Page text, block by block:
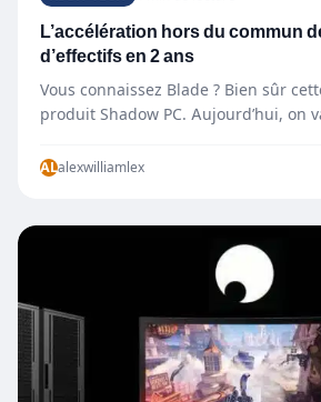
L’accélération hors du commun
d’effectifs en 2 ans
Vous connaissez Blade ? Bien sûr
produit Shadow PC. Aujourd’hui, on
ALalexwilliamlex